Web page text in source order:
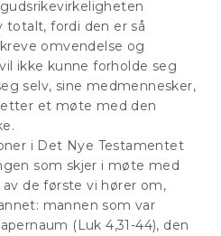
totalt, fordi den er så
omvendelse og
ikke kunne forholde seg
selv, sine medmennesker,
et møte med den
i Det Nye Testamentet
som skjer i møte med
de første vi hører om,
mannen som var
(Luk 4,31-44), den